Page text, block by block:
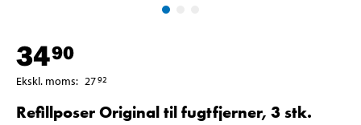
3490
Ekskl. moms: 2792
Refillposer Original til fugtfjerner, 3 stk.